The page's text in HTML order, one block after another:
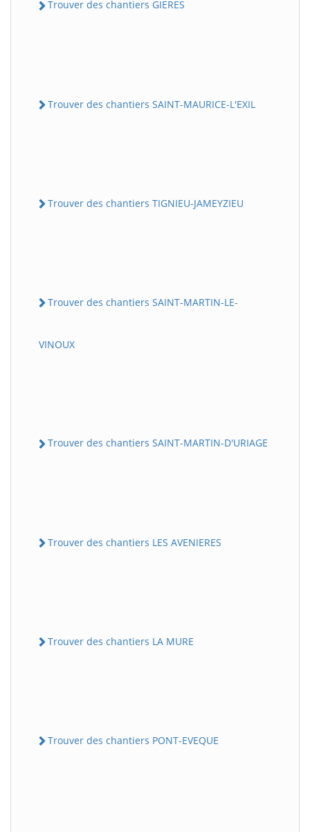
Trouver des chantiers GIERES
Trouver des chantiers SAINT-MAURICE-L'EXIL
Trouver des chantiers TIGNIEU-JAMEYZIEU
Trouver des chantiers SAINT-MARTIN-LE-
VINOUX
Trouver des chantiers SAINT-MARTIN-D'URIAGE
Trouver des chantiers LES AVENIERES
Trouver des chantiers LA MURE
Trouver des chantiers PONT-EVEQUE